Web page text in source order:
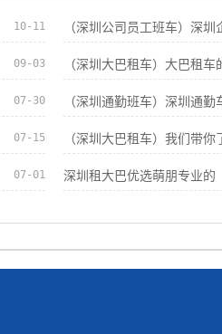
10-11 （深圳公司员工班车）深
09-03 （深圳大巴租车）大巴租
07-30 （深圳通勤班车）深圳通
07-15 （深圳大巴租车）我们带
07-01 深圳租大巴优选萌朋专业的